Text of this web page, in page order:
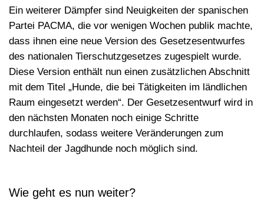
Ein weiterer Dämpfer sind Neuigkeiten der spanischen
Partei PACMA, die vor wenigen Wochen publik machte,
dass ihnen eine neue Version des Gesetzesentwurfes
des nationalen Tierschutzgesetzes zugespielt wurde.
Diese Version enthält nun einen zusätzlichen Abschnitt
mit dem Titel „Hunde, die bei Tätigkeiten im ländlichen
Raum eingesetzt werden“. Der Gesetzesentwurf wird in
den nächsten Monaten noch einige Schritte
durchlaufen, sodass weitere Veränderungen zum
Nachteil der Jagdhunde noch möglich sind.
Wie geht es nun weiter?